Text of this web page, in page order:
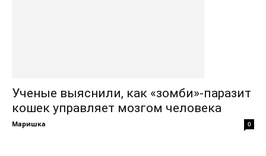
Ученые выяснили, как «зомби»-паразит
кошек управляет мозгом человека
Маришка 0